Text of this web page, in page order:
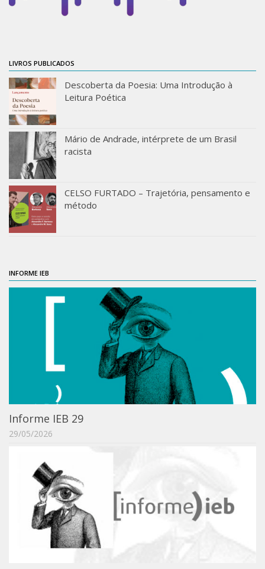
Revista do IEB
History
IEB Archive
IEB Library
IEB Visual Arts Collection
Journal [RIEB]
CRINT
Graduate Program
Post-doc / Researchers
Contact US
LIVROS PUBLICADOS
Descoberta da Poesia: Uma Introdução à
Leitura Poética
Mário de Andrade, intérprete de um Brasil
racista
CELSO FURTADO – Trajetória, pensamento e
método
INFORME IEB
Informe IEB 29
29/05/2026